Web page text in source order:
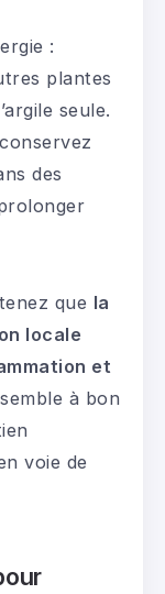
:
plantes
seule.
des
que la
locale
et
à bon
voie de